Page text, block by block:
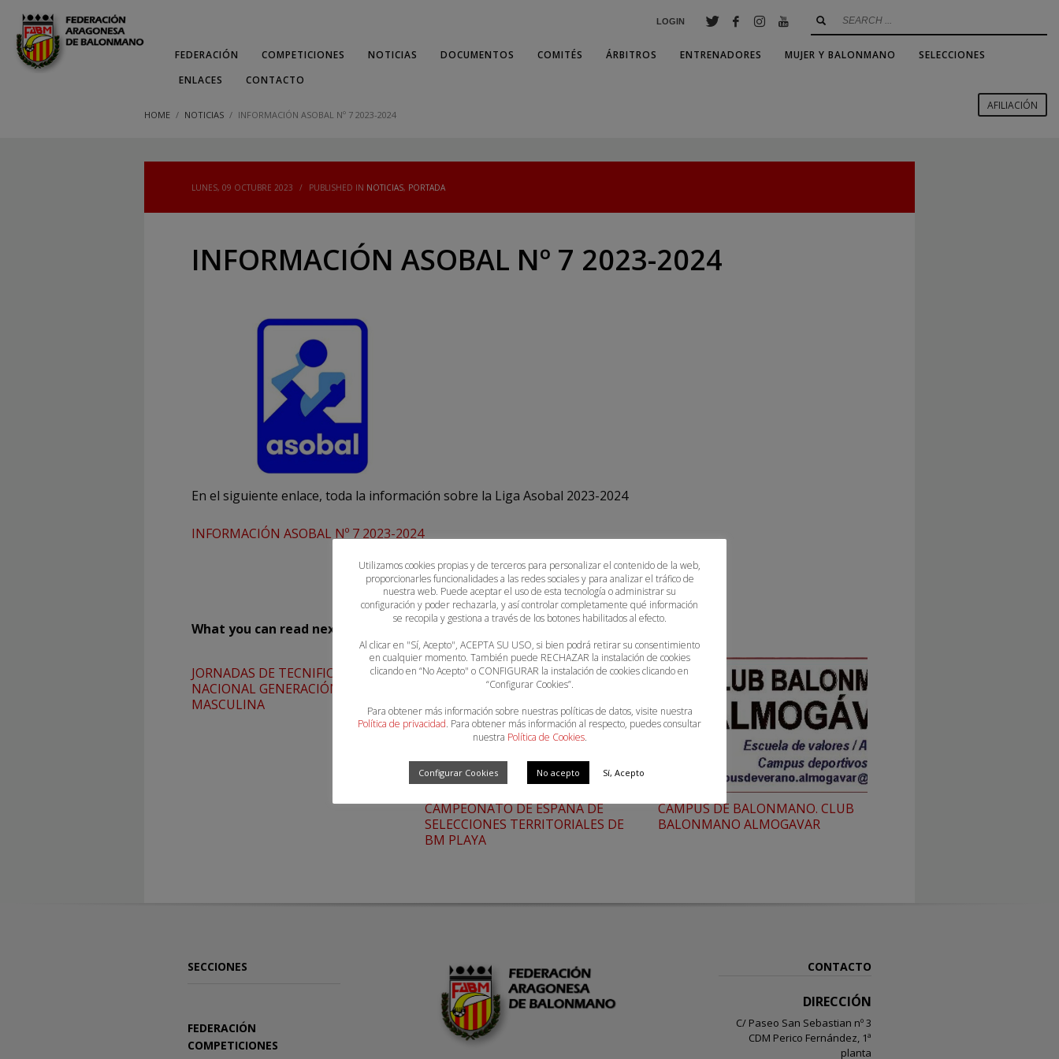
LOGIN
FEDERACIÓN COMPETICIONES NOTICIAS DOCUMENTOS COMITÉS ÁRBITROS ENTRENADORES MUJER Y BALONMANO
SELECCIONES
ENLACES
CONTACTO
AFILIACIÓN
HOME NOTICIAS INFORMACIÓN ASOBAL Nº 7 2023-2024
LUNES, 09 OCTUBRE 2023 / PUBLISHED IN NOTICIAS, PORTADA
INFORMACIÓN ASOBAL Nº 7 2023-2024
En el siguiente enlace, toda la información sobre la Liga Asobal 2023-2024
INFORMACIÓN ASOBAL Nº 7 2023-2024
What you can read next
JORNADAS DE TECNIFICACIÓN
NACIONAL GENERACIÓN 2007-08
MASCULINA
CAMPEONATO DE ESPAÑA DE
SELECCIONES TERRITORIALES DE
BM PLAYA
CAMPUS DE BALONMANO. CLUB
BALONMANO ALMOGAVAR
SECCIONES
FEDERACIÓN
COMPETICIONES
CONTACTO
DIRECCIÓN
C/ Paseo San Sebastian nº 3
CDM Perico Fernández, 1ª
planta
Utilizamos cookies propias y de terceros para personalizar el contenido de la web,
proporcionarles funcionalidades a las redes sociales y para analizar el tráfico de
nuestra web. Puede aceptar el uso de esta tecnología o administrar su
configuración y poder rechazarla, y así controlar completamente qué información
se recopila y gestiona a través de los botones habilitados al efecto.
Al clicar en "Sí, Acepto", ACEPTA SU USO, si bien podrá retirar su consentimiento
en cualquier momento. También puede RECHAZAR la instalación de cookies
clicando en “No Acepto" o CONFIGURAR la instalación de cookies clicando en
“Configurar Cookies”.
Para obtener más información sobre nuestras políticas de datos, visite nuestra
Política de privacidad. Para obtener más información al respecto, puedes consultar
nuestra Política de Cookies.
Configurar Cookies No acepto Sí, Acepto